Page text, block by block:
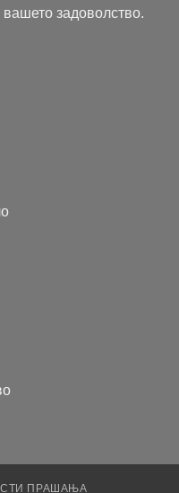
вашето задоволство.
ПРАШАЊА